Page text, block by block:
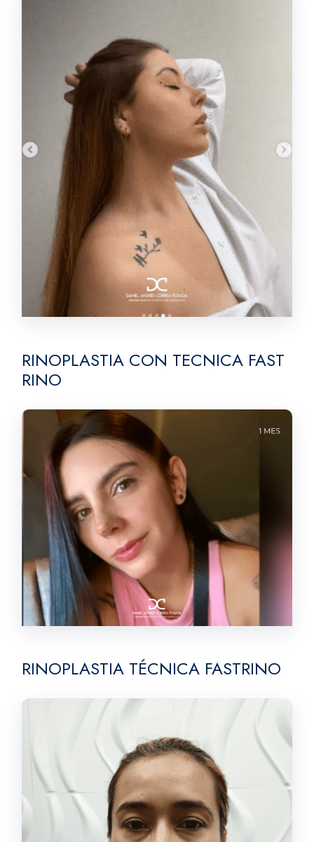
RINOPLASTIA CON TECNICA FAST
RINO
RINOPLASTIA TÉCNICA FASTRINO